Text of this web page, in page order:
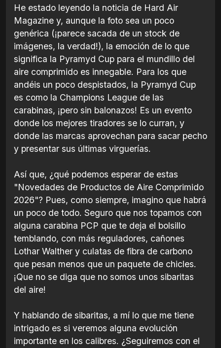
He estado leyendo la noticia de Hard Air
Magazine y, aunque la foto sea un poco
genérica (¡parece sacada de un stock de
imágenes, la verdad!), la emoción de lo que
significa la Pyramyd Cup para el mundillo del
aire comprimido es innegable. Para los que
andéis un poco despistados, la Pyramyd Cup
es como la Champions League de las
carabinas, ¡pero sin balonazos! Es un evento
donde los mejores tiradores se lo curran, y
donde las marcas aprovechan para sacar pecho
y presentar sus últimas virguerías.
Así que, ¿qué podemos esperar de estas
"Novedades de Productos de Aire Comprimido
2026"? Pues, como siempre, imagino que habrá
un poco de todo. Seguro que nos topamos con
alguna carabina PCP que te deja el bolsillo
temblando, con más reguladores, cañones
Lothar Walther y culatas de fibra de carbono
que pesan menos que un paquete de chicles.
¡Que no se diga que no somos unos sibaritas
del aire!
Y hablando de sibaritas, a mí lo que me tiene
intrigado es si veremos alguna evolución
importante en los calibres. ¿Seguiremos con el